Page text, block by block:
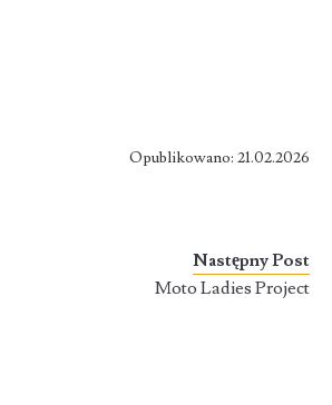
Opublikowano: 21.02.2026
Następny Post
Moto Ladies Project